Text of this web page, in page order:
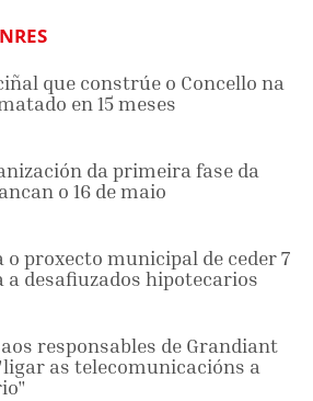
que constrúe o Concello na
en 15 meses
da primeira fase da
o 16 de maio
proxecto municipal de ceder 7
a desafiuzados hipotecarios
responsables de Grandiant
as telecomunicacións a